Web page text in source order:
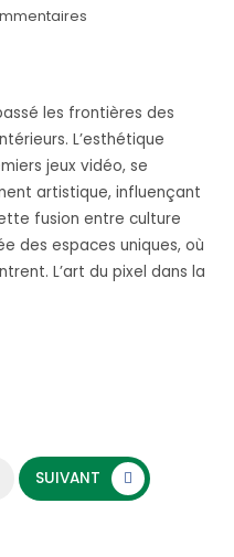
les frontières des
L’esthétique
jeux vidéo, se
artistique, influençant
fusion entre culture
des espaces uniques, où
L’art du pixel dans la
SUIVANT